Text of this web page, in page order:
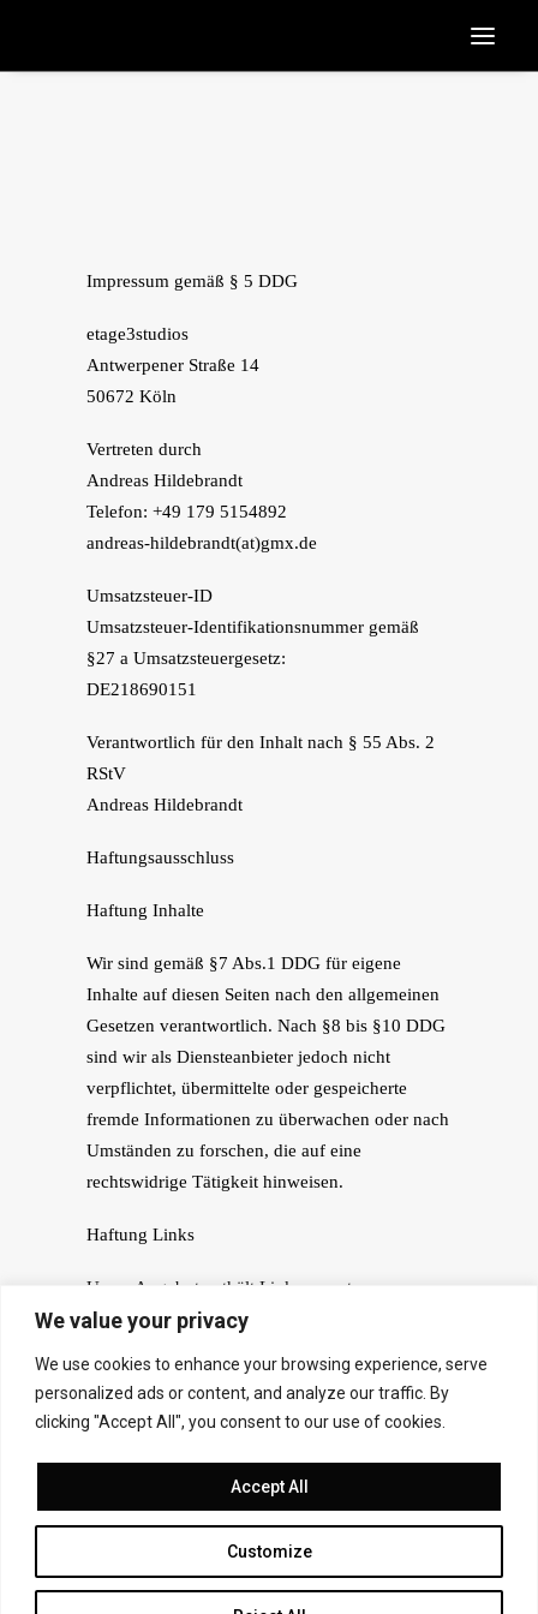
We value your privacy
We use cookies to enhance your browsing experience, serve
personalized ads or content, and analyze our traffic. By
clicking "Accept All", you consent to our use of cookies.
Customize
Accept All
Impressum gemäß § 5 DDG
etage3studios
Antwerpener Straße 14
50672 Köln
Vertreten durch
Andreas Hildebrandt
Telefon: +49 179 5154892
andreas-hildebrandt(at)gmx.de
Umsatzsteuer-ID
Umsatzsteuer-Identifikationsnummer gemäß
§27 a Umsatzsteuergesetz:
DE218690151
Verantwortlich für den Inhalt nach § 55 Abs. 2
RStV
Andreas Hildebrandt
Haftungsausschluss
Haftung Inhalte
Wir sind gemäß §7 Abs.1 DDG für eigene
Inhalte auf diesen Seiten nach den allgemeinen
Gesetzen verantwortlich. Nach §8 bis §10 DDG
sind wir als Diensteanbieter jedoch nicht
verpflichtet, übermittelte oder gespeicherte
fremde Informationen zu überwachen oder nach
Umständen zu forschen, die auf eine
rechtswidrige Tätigkeit hinweisen.
Haftung Links
Unser Angebot enthält Links zu externen
Websites Dritter, auf deren Inhalte wir keinen
übernehmen. Für die Inhalte der verlinkten